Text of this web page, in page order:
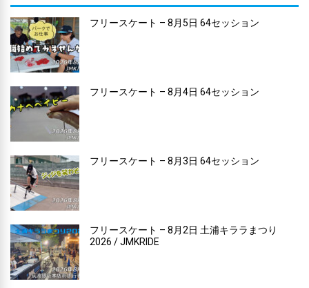
フリースケート – 8月5日 64セッション
フリースケート – 8月4日 64セッション
フリースケート – 8月3日 64セッション
フリースケート – 8月2日 土浦キララまつり
2026 / JMKRIDE